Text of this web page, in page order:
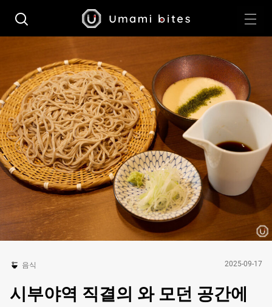
음식 2025-09-17
시부야역 직결의 와 모던 공간에